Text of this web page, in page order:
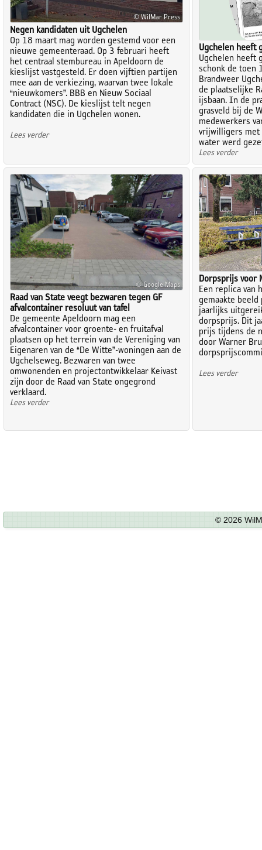
© WilMar Press
Negen kandidaten uit Ugchelen
Op 18 maart mag worden gestemd voor een
nieuwe gemeenteraad. Op 3 februari heeft
het centraal stembureau in Apeldoorn de
kieslijst vastgesteld. Er doen vijftien partijen
mee aan de verkiezing, waarvan twee lokale
“nieuwkomers”. BBB en Nieuw Sociaal
Contract (NSC). De kieslijst telt negen
kandidaten die in Ugchelen wonen.
Lees verder
Ugchelen heeft
Ugchelen heeft
schonk de toen
Brandweer
de plaatselijke
ijsbaan. In de
grasveld bij de
medewerkers
vrijwilligers met
water werd
Lees verder
© Google Maps
Raad van State veegt bezwaren tegen GF
afvalcontainer resoluut van tafel
De gemeente Apeldoorn mag een
afvalcontainer voor groente- en fruitafval
plaatsen op het terrein van de Vereniging van
Eigenaren van de “De Witte”-woningen aan de
Ugchelseweg. Bezwaren van twee
omwonenden en projectontwikkelaar Keivast
zijn door de Raad van State ongegrond
verklaard.
Lees verder
Dorpsprijs voor
Een replica van
gemaakte
jaarlijks
dorpsprijs. Dit
prijs tijdens de
door Warner
Lees verder
© 2026